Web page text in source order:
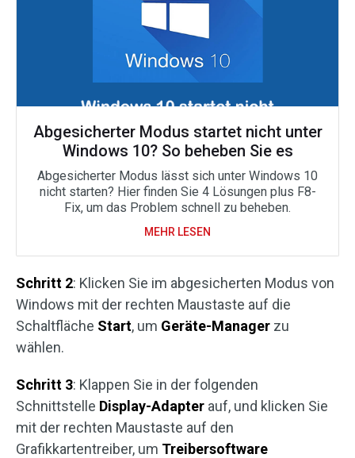
Abgesicherter Modus startet nicht unter
Windows 10? So beheben Sie es
Abgesicherter Modus lässt sich unter Windows 10
nicht starten? Hier finden Sie 4 Lösungen plus F8-
Fix, um das Problem schnell zu beheben.
MEHR LESEN
Schritt 2: Klicken Sie im abgesicherten Modus von
Windows mit der rechten Maustaste auf die
Schaltfläche Start, um Geräte-Manager zu
wählen.
Schritt 3: Klappen Sie in der folgenden
Schnittstelle Display-Adapter auf, und klicken Sie
mit der rechten Maustaste auf den
Grafikkartentreiber, um Treibersoftware